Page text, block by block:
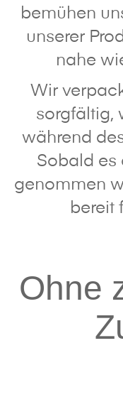
bemühen
unserer
nahe
Wir
sorgfältig,
während
Sobald es
genommen
bereit
Ohne